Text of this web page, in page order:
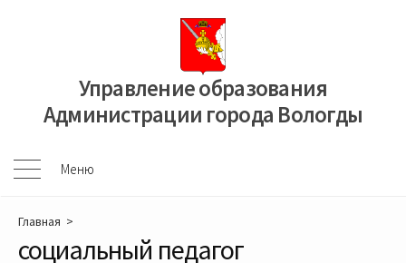
Управление образования
Администрации города Вологды
Меню
Меню
Главная >
социальный педагог